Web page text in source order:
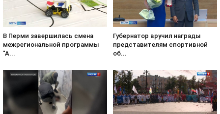
В Перми завершилась смена
межрегиональной программы
"А...
Губернатор вручил награды
представителям спортивной
об...